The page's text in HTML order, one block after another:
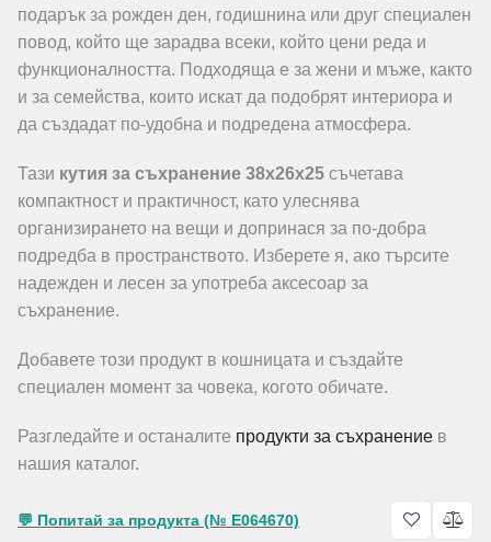
подарък за рожден ден, годишнина или друг специален
повод, който ще зарадва всеки, който цени реда и
функционалността. Подходяща е за жени и мъже, както
и за семейства, които искат да подобрят интериора и
да създадат по-удобна и подредена атмосфера.
Тази кутия за съхранение 38x26x25 съчетава
компактност и практичност, като улеснява
организирането на вещи и допринася за по-добра
подредба в пространството. Изберете я, ако търсите
надежден и лесен за употреба аксесоар за
съхранение.
Добавете този продукт в кошницата и създайте
специален момент за човека, когото обичате.
Разгледайте и останалите продукти за съхранение в
нашия каталог.
💬 Попитай за продукта (№ E064670)